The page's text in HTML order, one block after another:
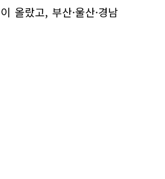
올랐고, 부산·울산·경남